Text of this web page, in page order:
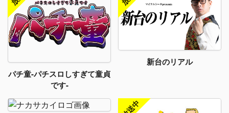
パチ童-パチスロしすぎて童貞
です-
新台のリアル